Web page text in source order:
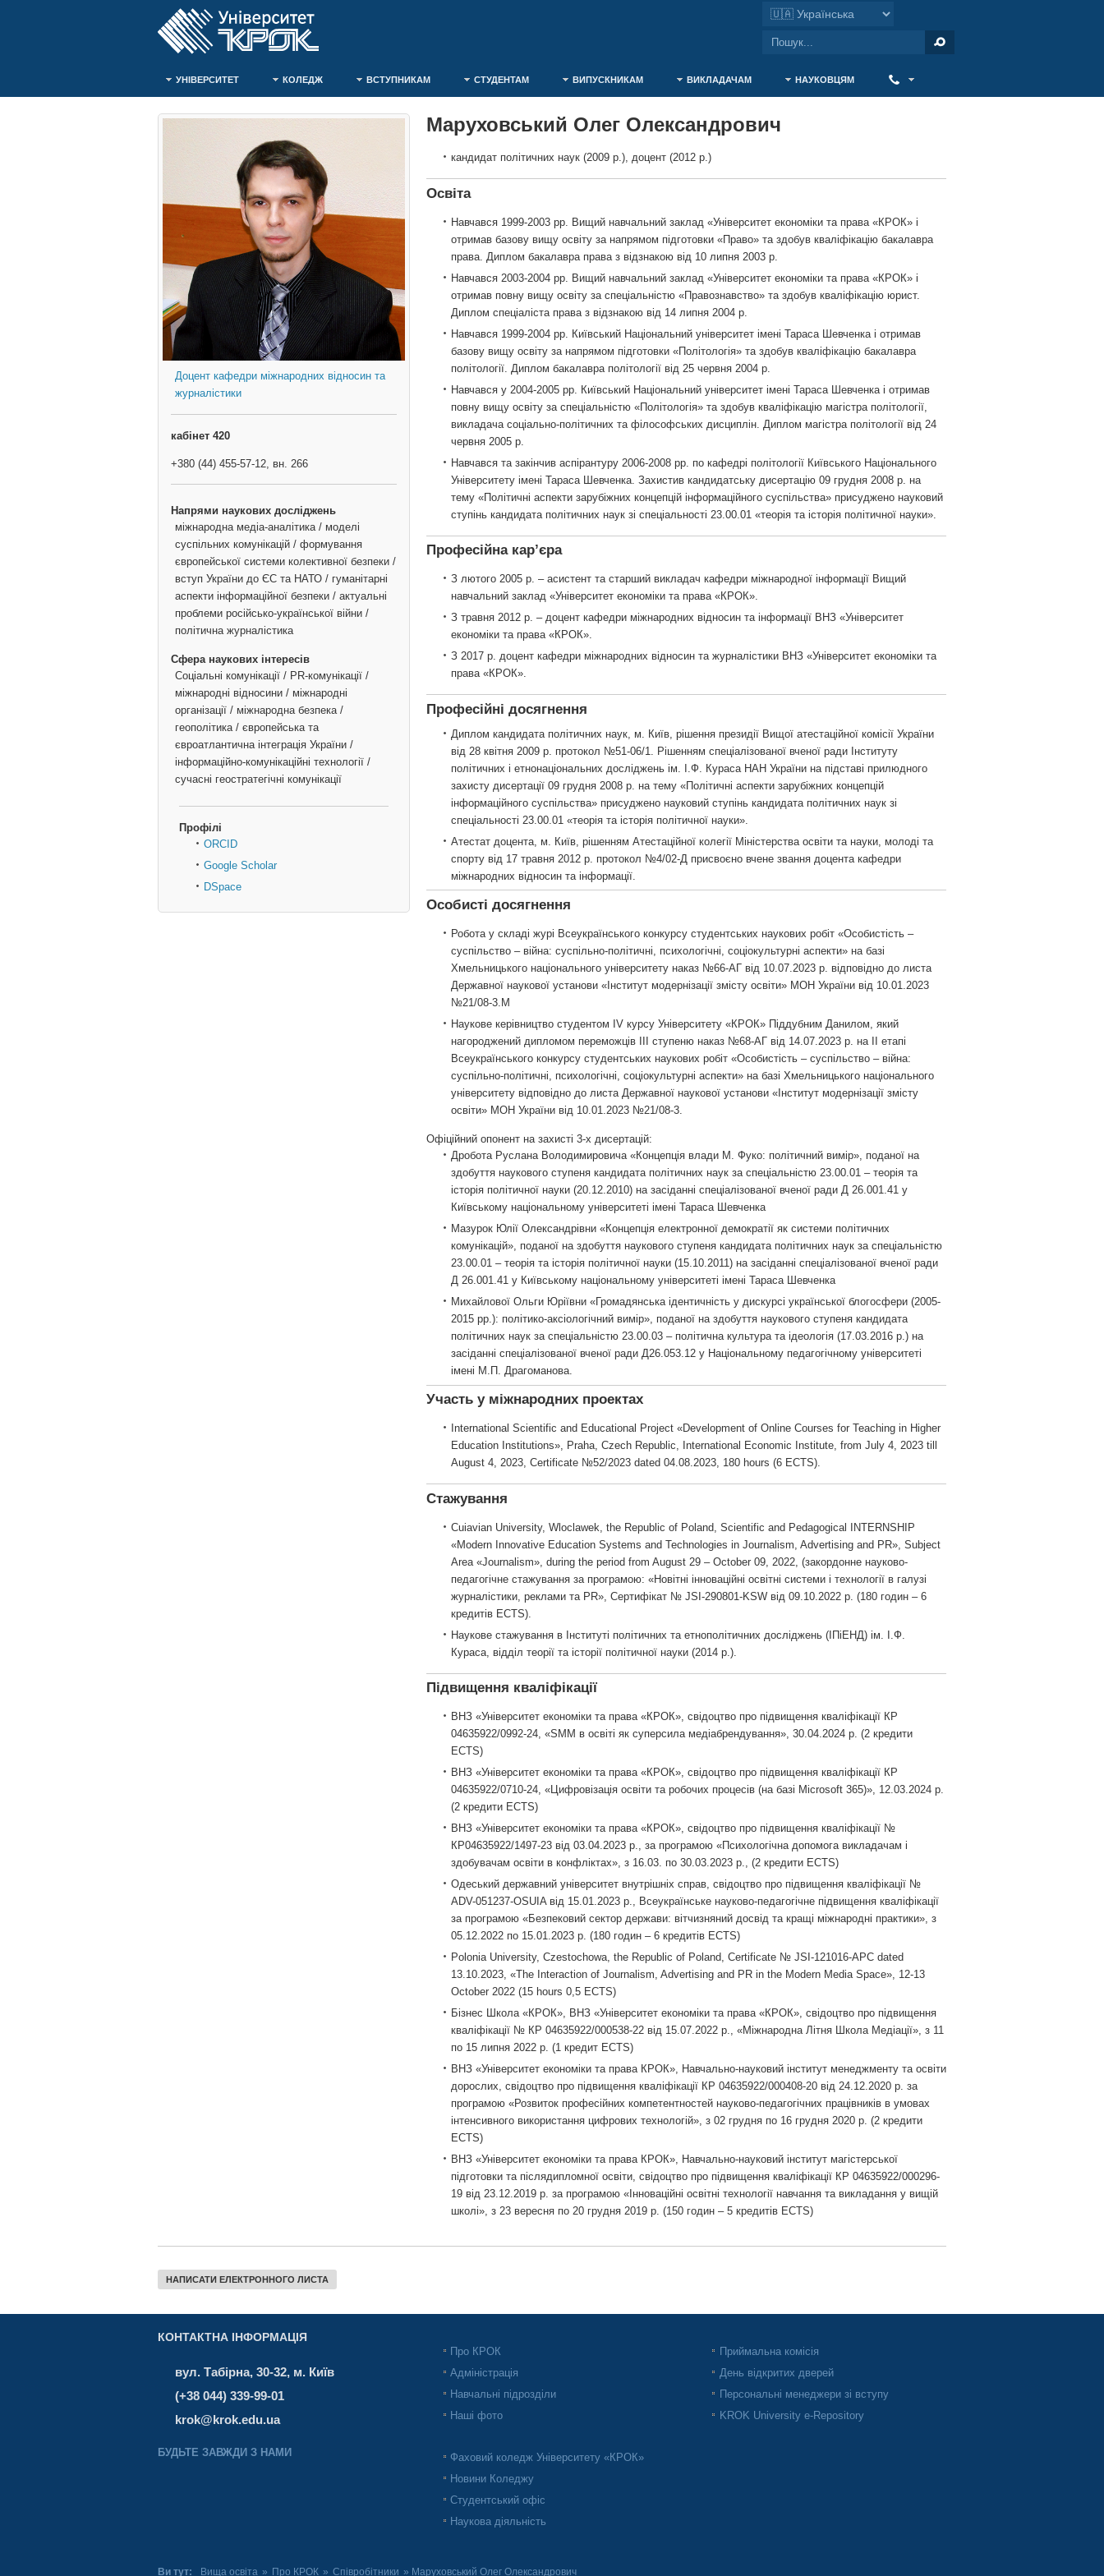
УНІВЕРСИТЕТ КОЛЕДЖ ВСТУПНИКАМ СТУДЕНТАМ ВИПУСКНИКАМ ВИКЛАДАЧАМ НАУКОВЦЯМ
Доцент кафедри міжнародних відносин та
журналістики
кабінет 420
+380 (44) 455-57-12, вн. 266
Напрями наукових досліджень
міжнародна медіа-аналітика / моделі
суспільних комунікацій / формування
європейської системи колективної безпеки /
вступ України до ЄС та НАТО / гуманітарні
аспекти інформаційної безпеки / актуальні
проблеми російсько-української війни /
політична журналістика
Сфера наукових інтересів
Соціальні комунікації / PR-комунікації /
міжнародні відносини / міжнародні
організації / міжнародна безпека /
геополітика / європейська та
євроатлантична інтеграція України /
інформаційно-комунікаційні технології /
сучасні геостратегічні комунікації
Профілі
ORCID
Google Scholar
DSpace
Маруховський Олег Олександрович
кандидат політичних наук (2009 р.), доцент (2012 р.)
Освіта
Навчався 1999-2003 рр. Вищий навчальний заклад «Університет економіки та права «КРОК» і
отримав базову вищу освіту за напрямом підготовки «Право» та здобув кваліфікацію бакалавра
права. Диплом бакалавра права з відзнакою від 10 липня 2003 р.
Навчався 2003-2004 рр. Вищий навчальний заклад «Університет економіки та права «КРОК» і
отримав повну вищу освіту за спеціальністю «Правознавство» та здобув кваліфікацію юрист.
Диплом спеціаліста права з відзнакою від 14 липня 2004 р.
Навчався 1999-2004 рр. Київський Національний університет імені Тараса Шевченка і отримав
базову вищу освіту за напрямом підготовки «Політологія» та здобув кваліфікацію бакалавра
політології. Диплом бакалавра політології від 25 червня 2004 р.
Навчався у 2004-2005 рр. Київський Національний університет імені Тараса Шевченка і отримав
повну вищу освіту за спеціальністю «Політологія» та здобув кваліфікацію магістра політології,
викладача соціально-політичних та філософських дисциплін. Диплом магістра політології від 24
червня 2005 р.
Навчався та закінчив аспірантуру 2006-2008 рр. по кафедрі політології Київського Національного
Університету імені Тараса Шевченка. Захистив кандидатську дисертацію 09 грудня 2008 р. на
тему «Політичні аспекти зарубіжних концепцій інформаційного суспільства» присуджено науковий
ступінь кандидата політичних наук зі спеціальності 23.00.01 «теорія та історія політичної науки».
Професійна кар’єра
З лютого 2005 р. – асистент та старший викладач кафедри міжнародної інформації Вищий
навчальний заклад «Університет економіки та права «КРОК».
З травня 2012 р. – доцент кафедри міжнародних відносин та інформації ВНЗ «Університет
економіки та права «КРОК».
З 2017 р. доцент кафедри міжнародних відносин та журналістики ВНЗ «Університет економіки та
права «КРОК».
Професійні досягнення
Диплом кандидата політичних наук, м. Київ, рішення президії Вищої атестаційної комісії України
від 28 квітня 2009 р. протокол №51-06/1. Рішенням спеціалізованої вченої ради Інституту
політичних і етнонаціональних досліджень ім. І.Ф. Кураса НАН України на підставі прилюдного
захисту дисертації 09 грудня 2008 р. на тему «Політичні аспекти зарубіжних концепцій
інформаційного суспільства» присуджено науковий ступінь кандидата політичних наук зі
спеціальності 23.00.01 «теорія та історія політичної науки».
Атестат доцента, м. Київ, рішенням Атестаційної колегії Міністерства освіти та науки, молоді та
спорту від 17 травня 2012 р. протокол №4/02-Д присвоєно вчене звання доцента кафедри
міжнародних відносин та інформації.
Особисті досягнення
Робота у складі журі Всеукраїнського конкурсу студентських наукових робіт «Особистість –
суспільство – війна: суспільно-політичні, психологічні, соціокультурні аспекти» на базі
Хмельницького національного університету наказ №66-АГ від 10.07.2023 р. відповідно до листа
Державної наукової установи «Інститут модернізації змісту освіти» МОН України від 10.01.2023
№21/08-3.M
Наукове керівництво студентом ІV курсу Університету «КРОК» Піддубним Данилом, який
нагороджений дипломом переможців ІІІ ступеню наказ №68-АГ від 14.07.2023 р. на II етапі
Всеукраїнського конкурсу студентських наукових робіт «Особистість – суспільство – війна:
суспільно-політичні, психологічні, соціокультурні аспекти» на базі Хмельницького національного
університету відповідно до листа Державної наукової установи «Інститут модернізації змісту
освіти» МОН України від 10.01.2023 №21/08-3.
Офіційний опонент на захисті 3-х дисертацій:
Дробота Руслана Володимировича «Концепція влади М. Фуко: політичний вимір», поданої на
здобуття наукового ступеня кандидата політичних наук за спеціальністю 23.00.01 – теорія та
історія політичної науки (20.12.2010) на засіданні спеціалізованої вченої ради Д 26.001.41 у
Київському національному університеті імені Тараса Шевченка
Мазурок Юлії Олександрівни «Концепція електронної демократії як системи політичних
комунікацій», поданої на здобуття наукового ступеня кандидата політичних наук за спеціальністю
23.00.01 – теорія та історія політичної науки (15.10.2011) на засіданні спеціалізованої вченої ради
Д 26.001.41 у Київському національному університеті імені Тараса Шевченка
Михайлової Ольги Юріївни «Громадянська ідентичність у дискурсі української блогосфери (2005-
2015 рр.): політико-аксіологічний вимір», поданої на здобуття наукового ступеня кандидата
політичних наук за спеціальністю 23.00.03 – політична культура та ідеологія (17.03.2016 р.) на
засіданні спеціалізованої вченої ради Д26.053.12 у Національному педагогічному університеті
імені М.П. Драгоманова.
Участь у міжнародних проектах
International Scientific and Educational Project «Development of Online Courses for Teaching in Higher
Education Institutions», Praha, Czech Republic, International Economic Institute, from July 4, 2023 till
August 4, 2023, Certificate №52/2023 dated 04.08.2023, 180 hours (6 ECTS).
Стажування
Cuiavian University, Wloclawek, the Republic of Poland, Scientific and Pedagogical INTERNSHIP
«Modern Innovative Education Systems and Technologies in Journalism, Advertising and PR», Subject
Area «Journalism», during the period from August 29 – October 09, 2022, (закордонне науково-
педагогічне стажування за програмою: «Новітні інноваційні освітні системи і технології в галузі
журналістики, реклами та PR», Сертифікат № JSI-290801-KSW від 09.10.2022 р. (180 годин – 6
кредитів ECTS).
Наукове стажування в Інституті політичних та етнополітичних досліджень (ІПіЕНД) ім. І.Ф.
Кураса, відділ теорії та історії політичної науки (2014 р.).
Підвищення кваліфікації
ВНЗ «Університет економіки та права «КРОК», свідоцтво про підвищення кваліфікації КР
04635922/0992-24, «SMM в освіті як суперсила медіабрендування», 30.04.2024 р. (2 кредити
ECTS)
ВНЗ «Університет економіки та права «КРОК», свідоцтво про підвищення кваліфікації КР
04635922/0710-24, «Цифровізація освіти та робочих процесів (на базі Microsoft 365)», 12.03.2024 р.
(2 кредити ECTS)
ВНЗ «Університет економіки та права «КРОК», свідоцтво про підвищення кваліфікації №
КР04635922/1497-23 від 03.04.2023 р., за програмою «Психологічна допомога викладачам і
здобувачам освіти в конфліктах», з 16.03. по 30.03.2023 р., (2 кредити ЕСТS)
Одеський державний університет внутрішніх справ, свідоцтво про підвищення кваліфікації №
ADV-051237-OSUIA від 15.01.2023 р., Всеукраїнське науково-педагогічне підвищення кваліфікації
за програмою «Безпековий сектор держави: вітчизняний досвід та кращі міжнародні практики», з
05.12.2022 по 15.01.2023 р. (180 годин – 6 кредитів ЕСТS)
Polonia University, Czestochowa, the Republic of Poland, Certificate № JSI-121016-АРС dated
13.10.2023, «The Interaction of Journalism, Advertising and PR in the Modern Media Space», 12-13
October 2022 (15 hours 0,5 ECTS)
Бізнес Школа «КРОК», ВНЗ «Університет економіки та права «КРОК», свідоцтво про підвищення
кваліфікації № КР 04635922/000538-22 від 15.07.2022 р., «Міжнародна Літня Школа Медіації», з 11
по 15 липня 2022 р. (1 кредит ЕСТS)
ВНЗ «Університет економіки та права КРОК», Навчально-науковий інститут менеджменту та освіти
дорослих, свідоцтво про підвищення кваліфікації КР 04635922/000408-20 від 24.12.2020 р. за
програмою «Розвиток професійних компетентностей науково-педагогічних працівників в умовах
інтенсивного використання цифрових технологій», з 02 грудня по 16 грудня 2020 р. (2 кредити
ECTS)
ВНЗ «Університет економіки та права КРОК», Навчально-науковий інститут магістерської
підготовки та післядипломної освіти, свідоцтво про підвищення кваліфікації КР 04635922/000296-
19 від 23.12.2019 р. за програмою «Інноваційні освітні технології навчання та викладання у вищій
школі», з 23 вересня по 20 грудня 2019 р. (150 годин – 5 кредитів ECTS)
НАПИСАТИ ЕЛЕКТРОННОГО ЛИСТА
КОНТАКТНА ІНФОРМАЦІЯ
вул. Табірна, 30-32, м. Київ
(+38 044) 339-99-01
krok@krok.edu.ua
БУДЬТЕ ЗАВЖДИ З НАМИ
Про КРОК
Адміністрація
Навчальні підрозділи
Наші фото
Фаховий коледж Університету «КРОК»
Новини Коледжу
Студентський офіс
Наукова діяльність
Приймальна комісія
День відкритих дверей
Персональні менеджери зі вступу
KROK University e-Repository
Ви тут: Вища освіта » Про КРОК » Співробітники » Маруховський Олег Олександрович